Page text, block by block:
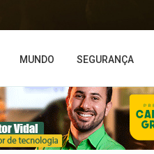
MUNDO SEGURANÇA